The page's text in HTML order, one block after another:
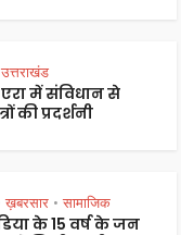
उत्तराखंड
में संविधान से
की प्रदर्शनी
ख़बरसार • सामाजिक
के 15 वर्ष के जन